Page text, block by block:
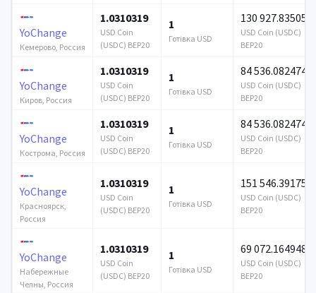
YoChange
Кемерово, Россия
1.0310319
USD Coin
(USDC) BEP20
1
Готівка USD
130 927.835052
USD Coin (USDC)
BEP20
YoChange
Киров, Россия
1.0310319
USD Coin
(USDC) BEP20
1
Готівка USD
84 536.082474
USD Coin (USDC)
BEP20
YoChange
Кострома, Россия
1.0310319
USD Coin
(USDC) BEP20
1
Готівка USD
84 536.082474
USD Coin (USDC)
BEP20
YoChange
Красноярск,
Россия
1.0310319
USD Coin
(USDC) BEP20
1
Готівка USD
151 546.391753
USD Coin (USDC)
BEP20
YoChange
Набережные
Челны, Россия
1.0310319
USD Coin
(USDC) BEP20
1
Готівка USD
69 072.164948
USD Coin (USDC)
BEP20